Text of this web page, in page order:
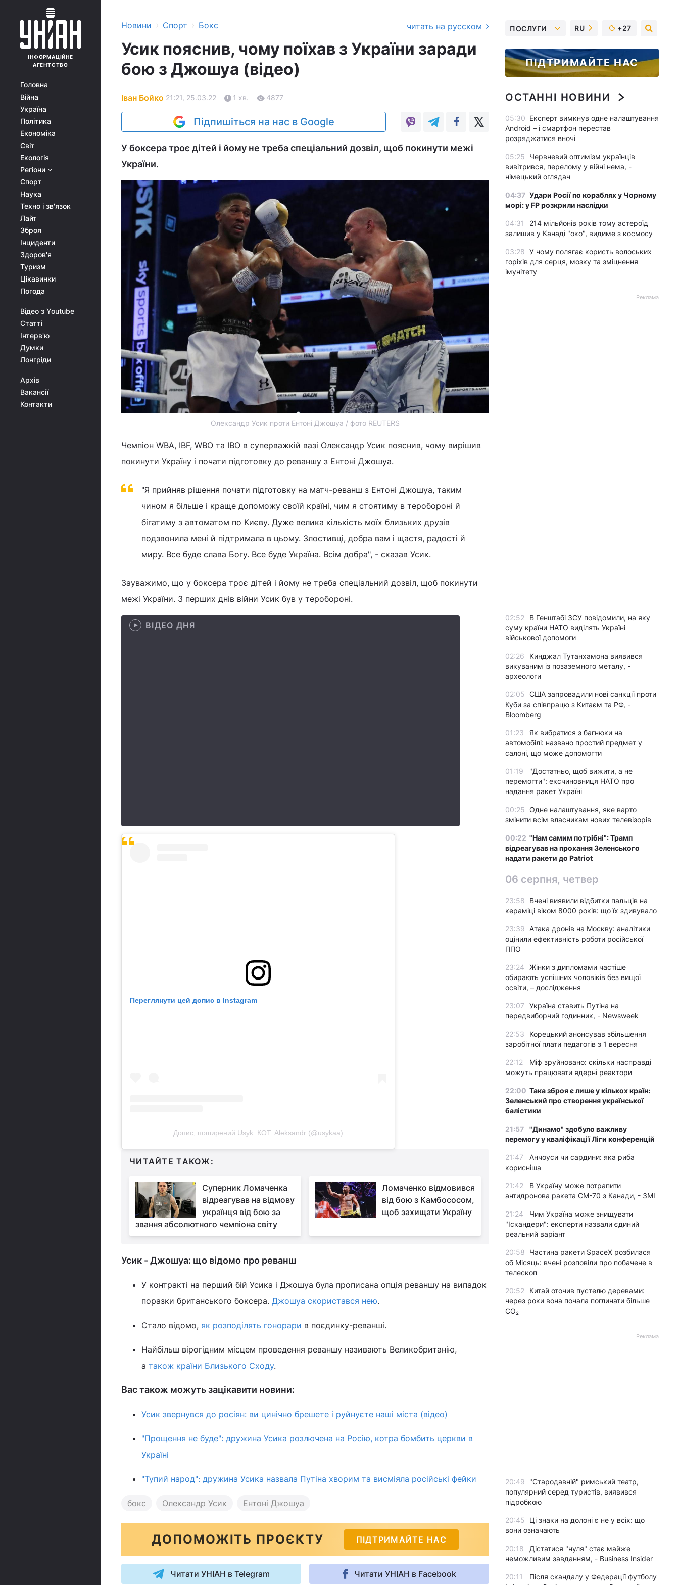
ІНФОРМАЦІЙНЕ
АГЕНТСТВО
Головна
Війна
Україна
Політика
Економіка
Світ
Екологія
Регіони
Спорт
Наука
Техно і зв'язок
Лайт
Зброя
Інциденти
Здоров'я
Туризм
Цікавинки
Погода
Відео з Youtube
Статті
Інтерв'ю
Думки
Лонгріди
Архів
Вакансії
Контакти
Новини › Спорт › Бокс читать на русском
Усик пояснив, чому поїхав з України заради
бою з Джошуа (відео)
Іван Бойко 21:21, 25.03.22 1 хв. 4877
Підпишіться на нас в Google
У боксера троє дітей і йому не треба спеціальний дозвіл, щоб покинути межі
України.
Олександр Усик проти Ентоні Джошуа / фото REUTERS
Чемпіон WBA, IBF, WBO та IBO в суперважкій вазі Олександр Усик пояснив, чому вирішив
покинути Україну і почати підготовку до реваншу з Ентоні Джошуа.
"Я прийняв рішення почати підготовку на матч-реванш з Ентоні Джошуа, таким
чином я більше і краще допоможу своїй країні, чим я стоятиму в теробороні й
бігатиму з автоматом по Києву. Дуже велика кількість моїх близьких друзів
подзвонила мені й підтримала в цьому. Злостивці, добра вам і щастя, радості й
миру. Все буде слава Богу. Все буде Україна. Всім добра", - сказав Усик.
Зауважимо, що у боксера троє дітей і йому не треба спеціальний дозвіл, щоб покинути
межі України. З перших днів війни Усик був у теробороні.
ВІДЕО ДНЯ
Переглянути цей допис в Instagram
Допис, поширений Usyk. КОТ. Aleksandr (@usykaa)
ЧИТАЙТЕ ТАКОЖ:
Суперник Ломаченка
відреагував на відмову
українця від бою за
звання абсолютного чемпіона світу
Ломаченко відмовився
від бою з Камбососом,
щоб захищати Україну
Усик - Джошуа: що відомо про реванш
У контракті на перший бій Усика і Джошуа була прописана опція реваншу на випадок
поразки британського боксера. Джошуа скористався нею.
Стало відомо, як розподілять гонорари в поєдинку-реванші.
Найбільш вірогідним місцем проведення реваншу називають Великобританію,
а також країни Близького Сходу.
Вас також можуть зацікавити новини:
Усик звернувся до росіян: ви цинічно брешете і руйнуєте наші міста (відео)
"Прощення не буде": дружина Усика розлючена на Росію, котра бомбить церкви в
Україні
"Тупий народ": дружина Усика назвала Путіна хворим та висміяла російські фейки
бокс Олександр Усик Ентоні Джошуа
ДОПОМОЖІТЬ ПРОЄКТУ ПІДТРИМАЙТЕ НАС
Читати УНІАН в Telegram Читати УНІАН в Facebook
ПОСЛУГИ RU +27
ПІДТРИМАЙТЕ НАС
ОСТАННІ НОВИНИ
05:30 Експерт вимкнув одне налаштування
Android – і смартфон перестав
розряджатися вночі
05:25
Червневий оптимізм українців
вивітрився, перелому у війні нема, -
німецький оглядач
04:37 Удари Росії по кораблях у Чорному
морі: у FP розкрили наслідки
04:31
214 мільйонів років тому астероїд
залишив у Канаді "око", видиме з космосу
03:28 У чому полягає користь волоських
горіхів для серця, мозку та зміцнення
імунітету
Реклама
02:52
В Генштабі ЗСУ повідомили, на яку
суму країни НАТО виділять Україні
військової допомоги
02:26
Кинджал Тутанхамона виявився
викуваним із позаземного металу, -
археологи
02:05 США запровадили нові санкції проти
Куби за співпрацю з Китаєм та РФ, -
Bloomberg
01:23
Як вибратися з багнюки на
автомобілі: названо простий предмет у
салоні, що може допомогти
01:19
"Достатньо, щоб вижити, а не
перемогти": ексчиновниця НАТО про
надання ракет Україні
00:25 Одне налаштування, яке варто
змінити всім власникам нових телевізорів
00:22 "Нам самим потрібні": Трамп
відреагував на прохання Зеленського
надати ракети до Patriot
06 серпня, четвер
23:58
Вчені виявили відбитки пальців на
кераміці віком 8000 років: що їх здивувало
23:39
Атака дронів на Москву: аналітики
оцінили ефективність роботи російської
ППО
23:24
Жінки з дипломами частіше
обирають успішних чоловіків без вищої
освіти, – дослідження
23:07
Україна ставить Путіна на
передвиборчий годинник, - Newsweek
22:53
Корецький анонсував збільшення
заробітної плати педагогів з 1 вересня
22:12
Міф зруйновано: скільки насправді
можуть працювати ядерні реактори
22:00 Така зброя є лише у кількох країн:
Зеленський про створення української
балістики
21:57
"Динамо" здобуло важливу
перемогу у кваліфікації Ліги конференцій
21:47
Анчоуси чи сардини: яка риба
корисніша
21:42
В Україну може потрапити
антидронова ракета CM-70 з Канади, - ЗМІ
21:24
Чим Україна може знищувати
"Іскандери": експерти назвали єдиний
реальний варіант
20:58
Частина ракети SpaceX розбилася
об Місяць: вчені розповіли про побачене в
телескоп
20:52
Китай оточив пустелю деревами:
через роки вона почала поглинати більше
CO₂
Реклама
20:49
"Стародавній" римський театр,
популярний серед туристів, виявився
підробкою
20:45
Ці знаки на долоні є не у всіх: що
вони означають
20:18
Дістатися "нуля" стає майже
неможливим завданням, - Business Insider
20:11
Після скандалу у Федерації футболу